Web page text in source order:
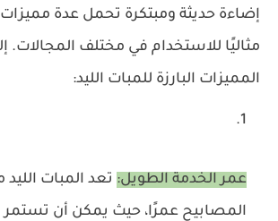
إضاءة حديثة ومبتكرة تحمل عدة مميزات
مثاليًا للاستخدام في مختلف
المميزات البارزة للمبات الليد:
عمر الخدمة الطويل: تعد المبات
المصابيح عمرًا، حيث يمكن أن